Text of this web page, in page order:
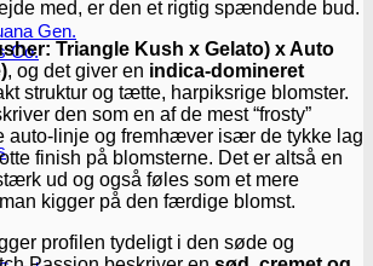
Gen.
Co.
med, er den et rigtig spændende bud.
Triangle Kush x Gelato) x Auto
, og det giver en indica-domineret
struktur og tætte, harpiksrige blomster.
den som en af de mest “frosty”
auto-linje og fremhæver især de tykke lag
finish på blomsterne. Det er altså en
ud og også føles som et mere
kigger på den færdige blomst.
profilen tydeligt i den søde og